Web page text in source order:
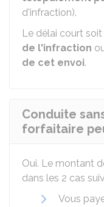
d'infraction).
Le délai court soit
de l'infraction
de cet envoi.
Conduite
forfaitaire
Oui. Le montant
dans les 2 cas
Vous